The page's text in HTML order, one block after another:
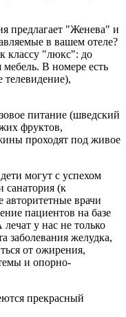
предлагает "Женева" и
в вашем отеле?
классу "люкс": до
В номере есть
телевидение),
питание (шведский
фруктов,
проходят под живое
могут с успехом
санатория (к
авторитетные врачи
пациентов на базе
у нас не только
заболевания желудка,
от ожирения,
и опорно-
прекрасный